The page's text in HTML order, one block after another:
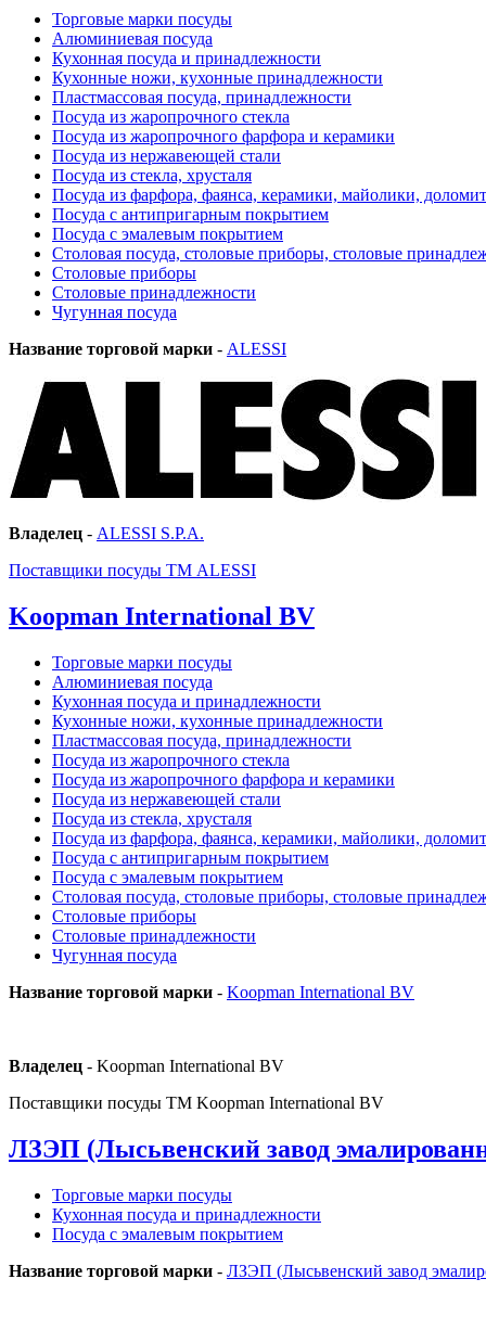
Торговые марки посуды
Алюминиевая посуда
Кухонная посуда и принадлежности
Кухонные ножи, кухонные принадлежности
Пластмассовая посуда, принадлежности
Посуда из жаропрочного стекла
Посуда из жаропрочного фарфора и керамики
Посуда из нержавеющей стали
Посуда из стекла, хрусталя
Посуда из фарфора, фаянса, керамики, майолики,
Посуда с антипригарным покрытием
Посуда с эмалевым покрытием
Столовая посуда, столовые приборы, столовые
Столовые приборы
Столовые принадлежности
Чугунная посуда
Название торговой марки - ALESSI
Владелец - ALESSI S.P.A.
Поставщики посуды ТМ ALESSI
Koopman International BV
Торговые марки посуды
Алюминиевая посуда
Кухонная посуда и принадлежности
Кухонные ножи, кухонные принадлежности
Пластмассовая посуда, принадлежности
Посуда из жаропрочного стекла
Посуда из жаропрочного фарфора и керамики
Посуда из нержавеющей стали
Посуда из стекла, хрусталя
Посуда из фарфора, фаянса, керамики, майолики,
Посуда с антипригарным покрытием
Посуда с эмалевым покрытием
Столовая посуда, столовые приборы, столовые
Столовые приборы
Столовые принадлежности
Чугунная посуда
Название торговой марки - Koopman International BV
Владелец - Koopman International BV
Поставщики посуды ТМ Koopman International BV
ЛЗЭП (Лысьвенский завод
Торговые марки посуды
Кухонная посуда и принадлежности
Посуда с эмалевым покрытием
Название торговой марки - ЛЗЭП (Лысьвенский завод